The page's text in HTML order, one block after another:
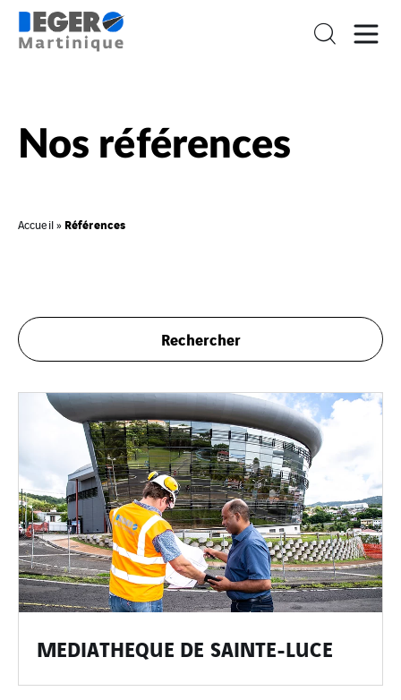
Nos références
Accueil» Références
Rechercher
MEDIATHEQUE DE SAINTE-LUCE